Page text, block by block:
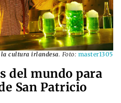
cultura irlandesa. Foto: master1305
del mundo para
San Patricio